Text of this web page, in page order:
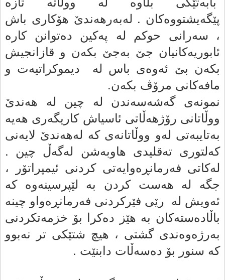
پێگەیشتووەکان . له‌به‌رهه‌ندێ هۆکارى باش
، سه‌رانى حوکم له‌ پەکین ده‌توانن کاره‌
ئابوریه‌کانیان جێ به‌جێ بکه‌ن و قازانجیش
بکه‌ن بێ ئه‌وه‌ى باس لە دیموکراتیه‌ت و
مافه‌کانى مرۆڤ بکەن.
نمونه‌ى گەشەسەندن له‌ چین له‌ هه‌ندێ
ووڵاتانى رۆژهەڵاتی ئاسیاش کاریگه‌رى هه‌یه‌
به‌تایبه‌تى له‌و ووڵاتانه‌ى که‌ له‌هه‌ندێ لایه‌نى
که‌لتورى ته‌قلیدى هاوبه‌شن لەگەڵ چین .
له‌کاتى فەرمانڕەوایەتی کردنی ئیمپراتۆر ،
جگه‌ له‌ هه‌ست کردن به‌ لێپرسینەوە که‌
ئه‌ویش له‌ رێى فێرکردنی فه‌رمانڕه‌واو چینه‌
باڵاده‌سته‌کان به‌ هێز ده‌کرا بۆ خزمه‌تکردنى
به‌رژه‌وه‌ندى گشتى ، هیچ شتێکى تر نه‌بوو
که‌ سنور بۆ ده‌سه‌ڵات دابنێت .